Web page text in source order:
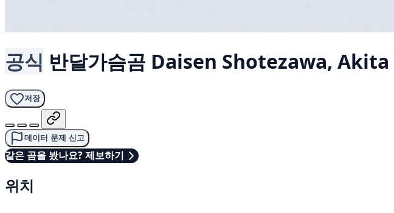
공식 반달가슴곰 Daisen Shotezawa, Akita
저장
데이터 문제 신고
같은 곰을 봤나요? 제보하기
위치